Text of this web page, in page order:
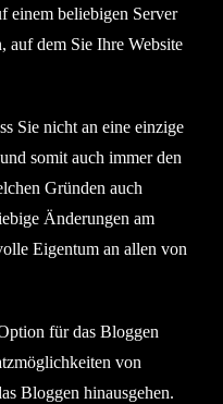
einem beliebigen Server
auf dem Sie Ihre Website
Sie nicht an eine einzige
somit auch immer den
Gründen auch
Änderungen am
Eigentum an allen von
für das Bloggen
von
Bloggen hinausgehen.